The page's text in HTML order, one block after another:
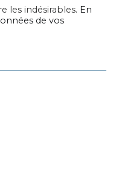
les indésirables. En
de vos